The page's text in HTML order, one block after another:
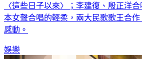
〈這些日子以來〉；李建復、殷正洋
本女聲合唱的輕柔，兩大民歌歌王合
感動。
娛樂